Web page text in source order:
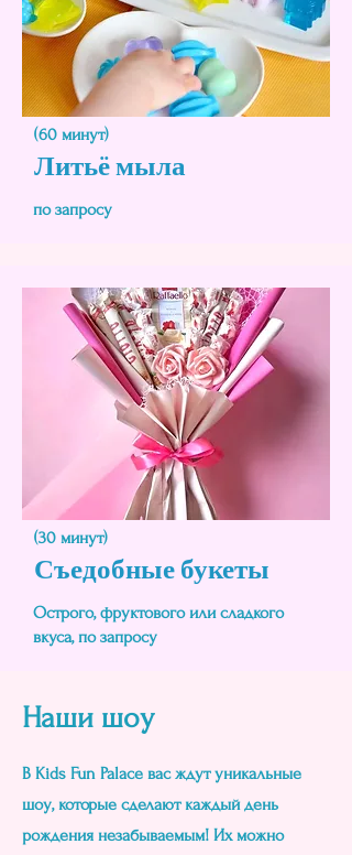
(60 минут)
Литьё мыла
по запросу
(30 минут)
Съедобные букеты
Острого, фруктового или сладкого
вкуса, по запросу
Наши шоу
В Kids Fun Palace вас ждут уникальные
шоу, которые сделают каждый день
рождения незабываемым! Их можно